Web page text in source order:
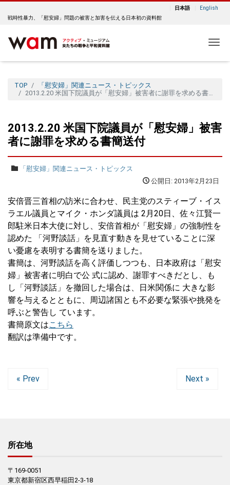
日本語
English
戦時性暴力、「慰安婦」問題の被害と加害を伝える日本初の資料館
TOP
「慰安婦」関連ニュース・トピックス
2013.2.20 米国下院議員が「慰安婦」被害者に謝罪を求める書簡送付
2013.2.20 米国下院議員が「慰安婦」被害
者に謝罪を求める書簡送付
「慰安婦」関連ニュース・トピックス
公開日: 2013年2月23日
安倍晋三首相の訪米に合わせ、民主党のスティーブ・イス
ラエル議員とマイク・ホンダ議員は 2月20日、佐々江賢一
郎駐米日本大使に対し、安倍首相が「慰安婦」の強制性を
認めた 「河野談話」を見直す動きを見せていることに深
い憂慮を表明する書簡を送りました。
書簡は、河野談話を高く評価しつつも、日本政府は「慰安
婦」被害者に明白で公 式に認め、謝罪すべきだとし、も
し「河野談話」を撤回した場合は、日米関係に 大きな影
響を与えるとともに、周辺諸国とも不必要な緊張や挑発を
呼ぶと警告し ています。
書簡原文はこちら
翻訳は準備中です。
« Prev Next »
所在地
〒169-0051
東京都新宿区西早稲田2-3-18